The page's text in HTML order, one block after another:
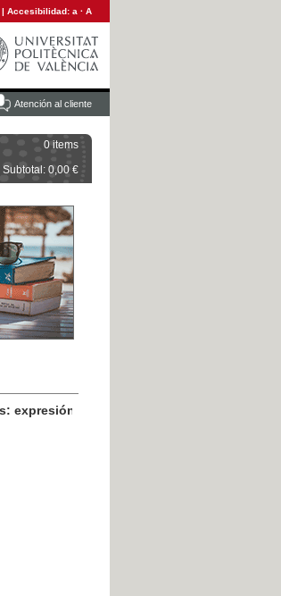
| Accesibilidad: a · A
Atención al cliente
0 items
Subtotal: 0,00 €